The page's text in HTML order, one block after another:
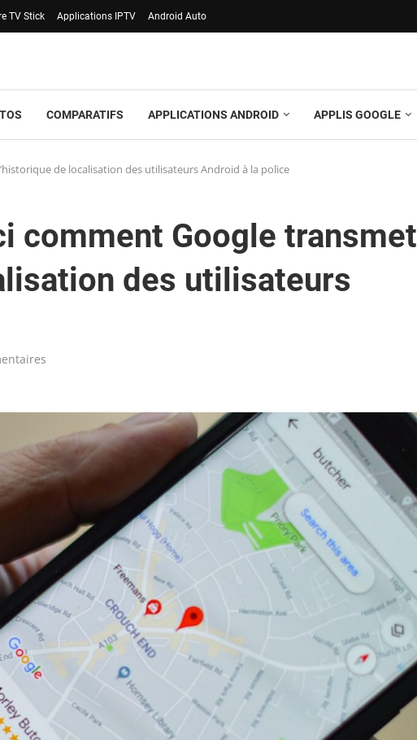
TV Stick Applications IPTV Android Auto
COMPARATIFS APPLICATIONS ANDROID APPLIS GOOGLE
de localisation des utilisateurs Android à la police
comment Google transmet
des utilisateurs